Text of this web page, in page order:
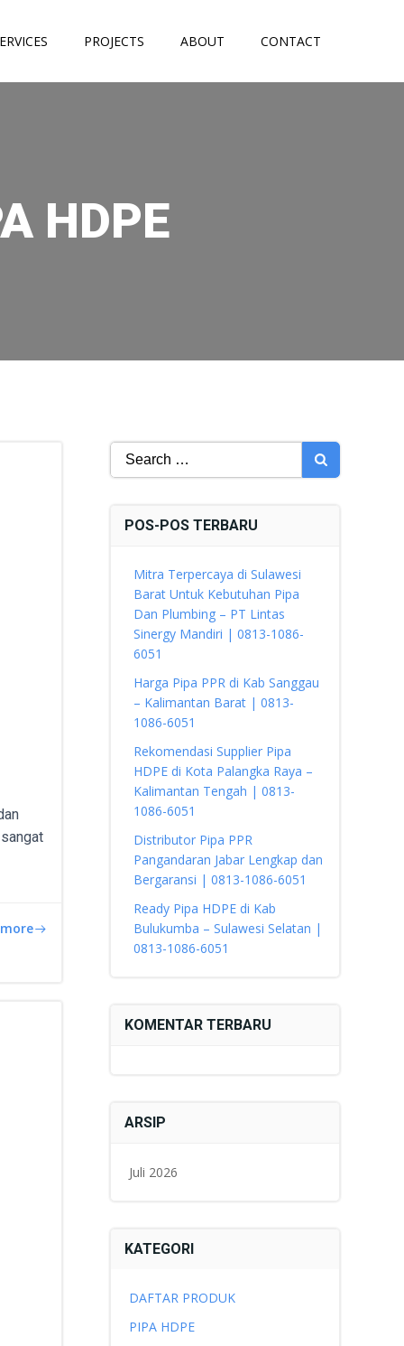
PROJECTS ABOUT CONTACT
HDPE
Search
POS-POS TERBARU
Mitra Terpercaya di Sulawesi
Barat Untuk Kebutuhan Pipa
Dan Plumbing – PT Lintas
Sinergy Mandiri | 0813-1086-
6051
Harga Pipa PPR di Kab Sanggau
– Kalimantan Barat | 0813-
1086-6051
Rekomendasi Supplier Pipa
HDPE di Kota Palangka Raya –
Kalimantan Tengah | 0813-
1086-6051
Distributor Pipa PPR
Pangandaran Jabar Lengkap dan
Bergaransi | 0813-1086-6051
Ready Pipa HDPE di Kab
Bulukumba – Sulawesi Selatan |
0813-1086-6051
KOMENTAR TERBARU
ARSIP
Juli 2026
KATEGORI
DAFTAR PRODUK
PIPA HDPE